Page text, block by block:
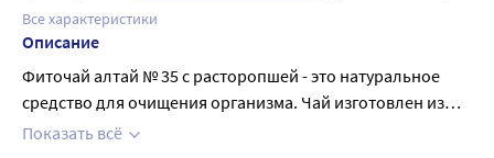
Все характеристики
Описание
Фиточай алтай № 35 с расторопшей - это натуральное
средство для очищения организма. Чай изготовлен из
трав, собранных на заповедных территориях Алтая.
Показать всё